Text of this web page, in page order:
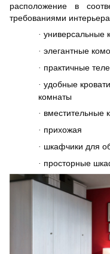
расположение в
требованиями
· универсальные
· элегантные
· практичные
· удобные
комнаты
· вместительные
· прихожая
· шкафчики для
· просторные